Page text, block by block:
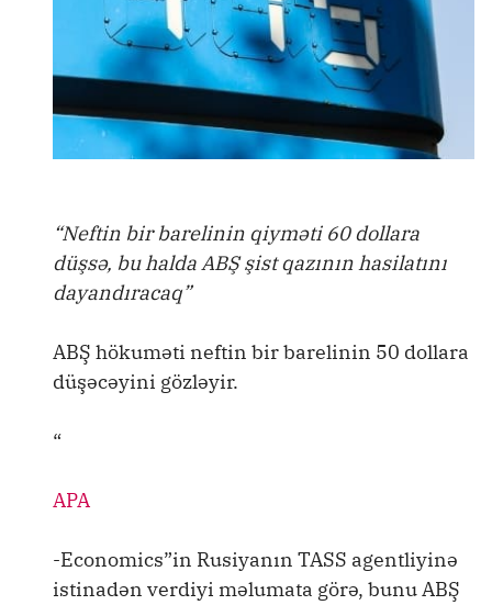
“Neftin bir barelinin qiyməti 60 dollara
düşsə, bu halda ABŞ şist qazının hasilatını
dayandıracaq”
ABŞ hökuməti neftin bir barelinin 50 dollara
düşəcəyini gözləyir.
“
APA
-Economics”in Rusiyanın TASS agentliyinə
istinadən verdiyi məlumata görə, bunu ABŞ